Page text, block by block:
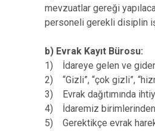
mevzuatlar gereği
personeli gerekli disiplin
b) Evrak Kayıt Bürosu:
1) İdareye gelen ve giden
2) “Gizli”, “çok gizli”,
3) Evrak dağıtımında
4) İdaremiz birimlerinden
5) Gerektikçe evrak